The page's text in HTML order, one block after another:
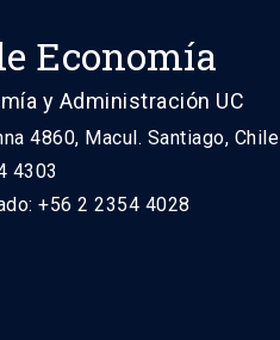
Economía
y Administración UC
4860, Macul. Santiago, Chile
4303
+56 2 2354 4028